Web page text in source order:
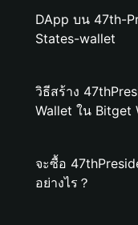
DApp บน 47th-
States-wallet
วิธีสร้าง
Wallet ใน Bitget
จะซื้อ
อย่างไร？